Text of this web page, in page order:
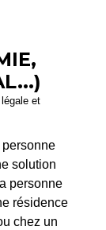
et
personne
solution
personne
résidence
chez un